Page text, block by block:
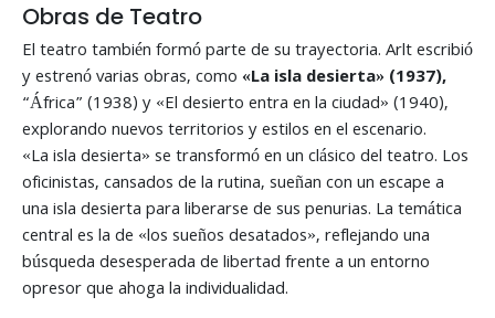
Obras de Teatro
El teatro también formó parte de su trayectoria. Arlt escribió
y estrenó varias obras, como «La isla desierta» (1937),
“África” (1938) y «El desierto entra en la ciudad» (1940),
explorando nuevos territorios y estilos en el escenario.
«La isla desierta» se transformó en un clásico del teatro. Los
oficinistas, cansados de la rutina, sueñan con un escape a
una isla desierta para liberarse de sus penurias. La temática
central es la de «los sueños desatados», reflejando una
búsqueda desesperada de libertad frente a un entorno
opresor que ahoga la individualidad.